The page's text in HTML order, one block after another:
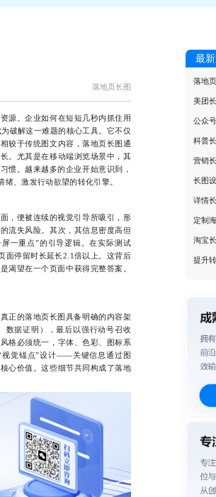
落地页长图
。企业如何在短短几秒内抓住用
破解这一难题的核心工具。它不仅
较于传统图文内容，落地页长图通
。尤其是在移动端浏览场景中，其
惯。越来越多的企业开始意识到，
、激发行动欲望的转化引擎。
，便被连续的视觉引导所吸引，形
流失风险。其次，其信息密度高但
一重点”的引导逻辑。在实际测试
面停留时长延长2.1倍以上。这背后
望在一个页面中获得完整答案。
正的落地页长图具备明确的内容架
数据证明），最后以强行动号召收
格必须统一，字体、色彩、图标系
视觉锚点”设计——关键信息通过图
心价值。这些细节共同构成了落地
最
落地
美团
公众
科普
营销
长图
详情
定制
淘宝
提升